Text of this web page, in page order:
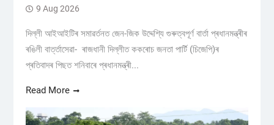
9 Aug 2026
দিল্লী আইআইটিৰ সমাৱৰ্তনত জেন-জিক উদ্দেশ্যি গুৰুত্বপূৰ্ণ বাৰ্তা প্ৰধানমন্ত্ৰীৰ
ৰঙিলী বাৰ্ত্তাসেৱা- ৰাজধানী দিল্লীত ককৰোচ জনতা পাৰ্টি (চিজেপি)ৰ
প্ৰতিবাদৰ পিছত শনিবাৰে প্ৰধানমন্ত্ৰী...
Read More